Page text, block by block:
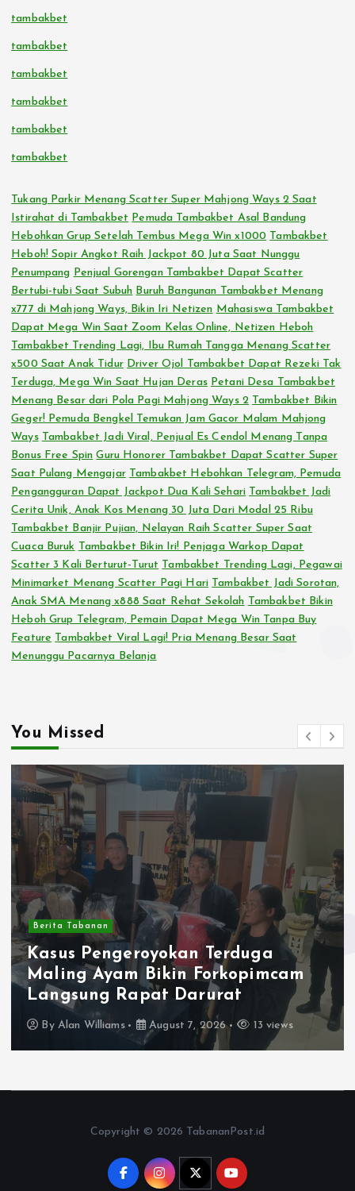
tambakbet
tambakbet
tambakbet
tambakbet
tambakbet
tambakbet
Tukang Parkir Menang Scatter Super Mahjong Ways 2 Saat
Istirahat di Tambakbet Pemuda Tambakbet Asal Bandung
Hebohkan Grup Setelah Tembus Mega Win x1000 Tambakbet
Heboh! Sopir Angkot Raih Jackpot 80 Juta Saat Nunggu
Penumpang Penjual Gorengan Tambakbet Dapat Scatter
Bertubi-tubi Saat Subuh Buruh Bangunan Tambakbet Menang
x777 di Mahjong Ways, Bikin Iri Netizen Mahasiswa Tambakbet
Dapat Mega Win Saat Zoom Kelas Online, Netizen Heboh
Tambakbet Trending Lagi, Ibu Rumah Tangga Menang Scatter
x500 Saat Anak Tidur Driver Ojol Tambakbet Dapat Rezeki Tak
Terduga, Mega Win Saat Hujan Deras Petani Desa Tambakbet
Menang Besar dari Pola Pagi Mahjong Ways 2 Tambakbet Bikin
Geger! Pemuda Bengkel Temukan Jam Gacor Malam Mahjong
Ways Tambakbet Jadi Viral, Penjual Es Cendol Menang Tanpa
Bonus Free Spin Guru Honorer Tambakbet Dapat Scatter Super
Saat Pulang Mengajar Tambakbet Hebohkan Telegram, Pemuda
Pengangguran Dapat Jackpot Dua Kali Sehari Tambakbet Jadi
Cerita Unik, Anak Kos Menang 30 Juta Dari Modal 25 Ribu
Tambakbet Banjir Pujian, Nelayan Raih Scatter Super Saat
Cuaca Buruk Tambakbet Bikin Iri! Penjaga Warkop Dapat
Scatter 3 Kali Berturut-Turut Tambakbet Trending Lagi, Pegawai
Minimarket Menang Scatter Pagi Hari Tambakbet Jadi Sorotan,
Anak SMA Menang x888 Saat Rehat Sekolah Tambakbet Bikin
Heboh Grup Telegram, Pemain Dapat Mega Win Tanpa Buy
Feature Tambakbet Viral Lagi! Pria Menang Besar Saat
Menunggu Pacarnya Belanja
You Missed
Pengeroyokan Terduga
Ayam Bikin Forkopimcam
Rapat Darurat
Williams August 7, 2026 13 views
Berita
By
Copyright © 2026 TabananPost.id